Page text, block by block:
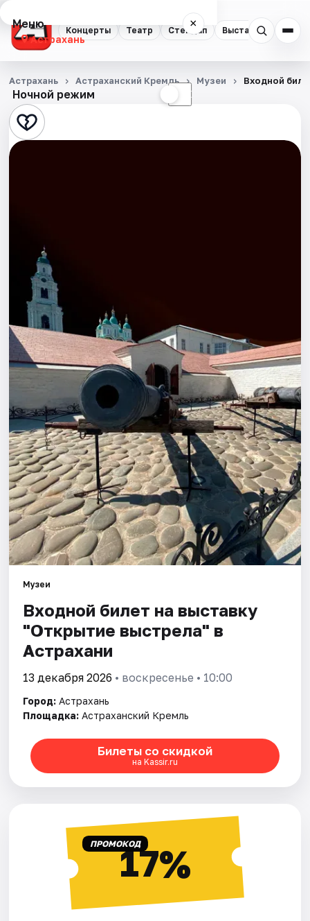
Концерты Театр Стендап Выставки
Меню ×
Астрахань
Концерты
Театр
Стендап
Спорт
События
Города
Площадки
Артисты
Рейтинги
Ночной режим ☾
Астрахань Астраханский Кремль Музеи Входной
Музеи
Входной билет на выставку
"Открытие выстрела" в
Астрахани
13 декабря 2026 • воскресенье • 10:00
Город: Астрахань
Площадка: Астраханский Кремль
Билеты со скидкой
на Kassir.ru
ПРОМОКОД17%